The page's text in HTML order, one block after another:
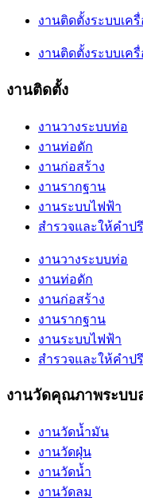
งานติดตั้งระบบเค
งานติดตั้งระบบเค
งานติดตั้ง
งานวางระบบท่อ
งานท่อดัก
งานก่อสร้าง
งานรากฐาน
งานระบบไฟฟ้า
สำรวจและให้คำป
งานวางระบบท่อ
งานท่อดัก
งานก่อสร้าง
งานรากฐาน
งานระบบไฟฟ้า
สำรวจและให้คำป
งานวัดคุณภาพระบบ
งานวัดน้ำมัน
งานวัดฝุ่น
งานวัดน้ำ
งานวัดลม